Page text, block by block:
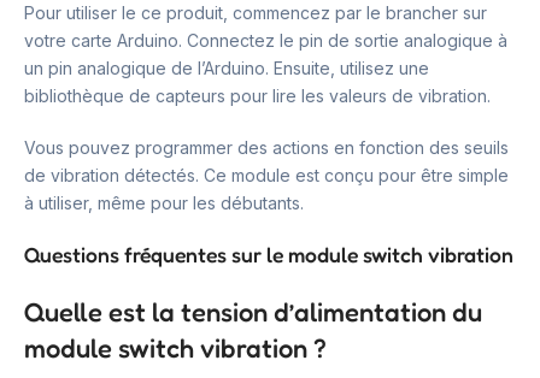
Pour utiliser le ce produit, commencez par le brancher sur
votre carte Arduino. Connectez le pin de sortie analogique à
un pin analogique de l’Arduino. Ensuite, utilisez une
bibliothèque de capteurs pour lire les valeurs de vibration.
Vous pouvez programmer des actions en fonction des seuils
de vibration détectés. Ce module est conçu pour être simple
à utiliser, même pour les débutants.
Questions fréquentes sur le module switch vibration
Quelle est la tension d’alimentation du
module switch vibration ?